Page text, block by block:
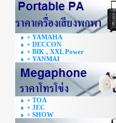
+ YAMAHA
+ DECCON
+ BIK , XXL Power
+ YANMAI
+ TOA
+ JEC
+ SHOW